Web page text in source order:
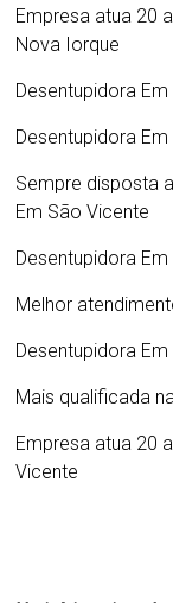
Empresa atua 20
Nova Iorque
Desentupidora
Desentupidora
Sempre disposta
Em São Vicente
Desentupidora
Melhor
Desentupidora
Mais qualificada
Empresa atua 20
Vicente